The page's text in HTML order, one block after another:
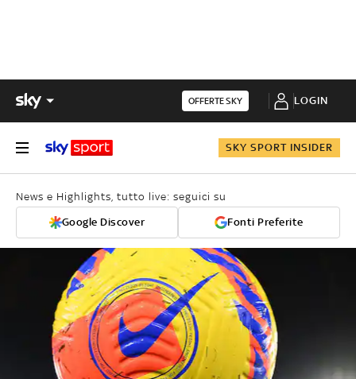
OFFERTE SKY LOGIN
SKY SPORT INSIDER
News e Highlights, tutto live: seguici su
Google Discover Fonti Preferite